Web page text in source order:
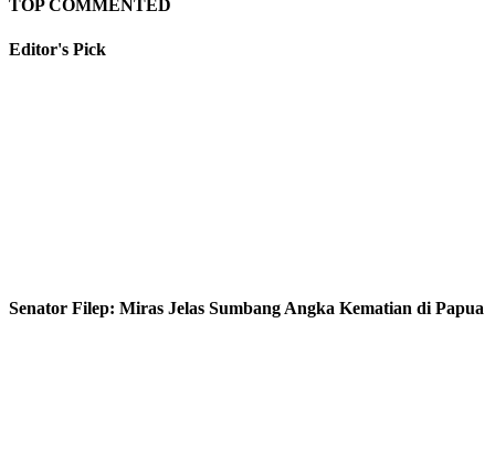
TOP COMMENTED
Editor's Pick
Senator Filep: Miras Jelas Sumbang Angka Kematian di Papua